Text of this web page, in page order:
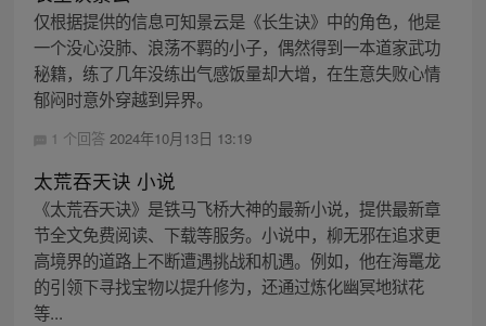
仅根据提供的信息可知景云是《长生诀》中的角色，他是
一个没心没肺、浪荡不羁的小子，偶然得到一本道家武功
秘籍，练了几年没练出气感饭量却大增，在生意失败心情
郁闷时意外穿越到异界。
1 个回答 2024年10月13日 13:19
太荒吞天诀 小说
《太荒吞天诀》是铁马飞桥大神的最新小说，提供最新章
节全文免费阅读、下载等服务。小说中，柳无邪在追求更
高境界的道路上不断遭遇挑战和机遇。例如，他在海鼍龙
的引领下寻找宝物以提升修为，还通过炼化幽冥地狱花
等...